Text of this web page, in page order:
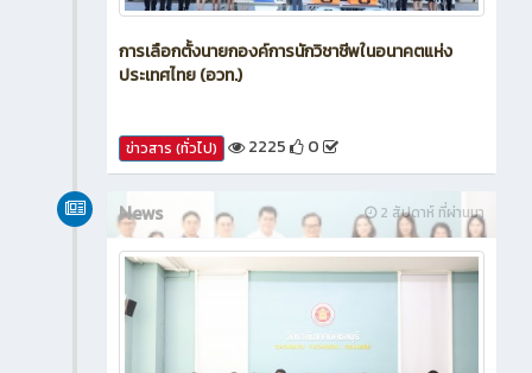
การเลือกตั้งนายกองค์การนักวิชาชีพในอนาคตแห่ง
ประเทศไทย (อวท.)
ข่าวสาร (ทั่วไป) 2225 0
2 สัปดาห์ ที่ผ่านมา
News